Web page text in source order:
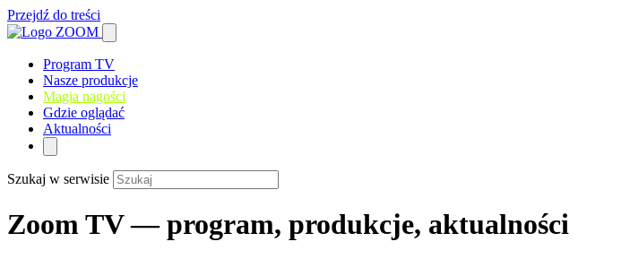
Przejdź do treści
Program TV
Nasze produkcje
Magia nagości
Gdzie oglądać
Aktualności
Szukaj w serwisie
Zoom TV — program, produkcje, aktualności